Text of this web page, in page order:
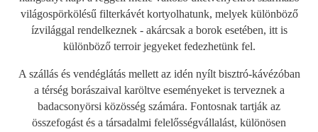
világospörkölésű filterkávét kortyolhatunk, melyek különböző
ízvilággal rendelkeznek - akárcsak a borok esetében, itt is
különböző terroir jegyeket fedezhetünk fel.
A szállás és vendéglátás mellett az idén nyílt bisztró-kávézóban
a térség borászaival karöltve eseményeket is terveznek a
badacsonyörsi közösség számára. Fontosnak tartják az
összefogást és a társadalmi felelősségvállalást, különösen